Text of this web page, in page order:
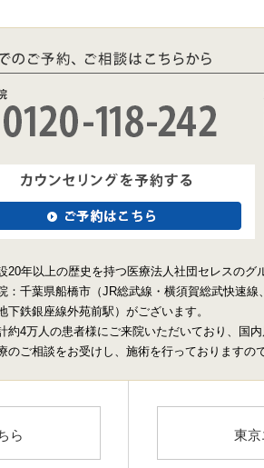
20年以上の歴史を持つ医療法人社団セレスのグ
：千葉県船橋市（JR総武線・横須賀総武快速
下鉄銀座線外苑前駅）がございます。
約4万人の患者様にご来院いただいており、国内
のご相談をお受けし、施術を行っておりますの
ら 東京